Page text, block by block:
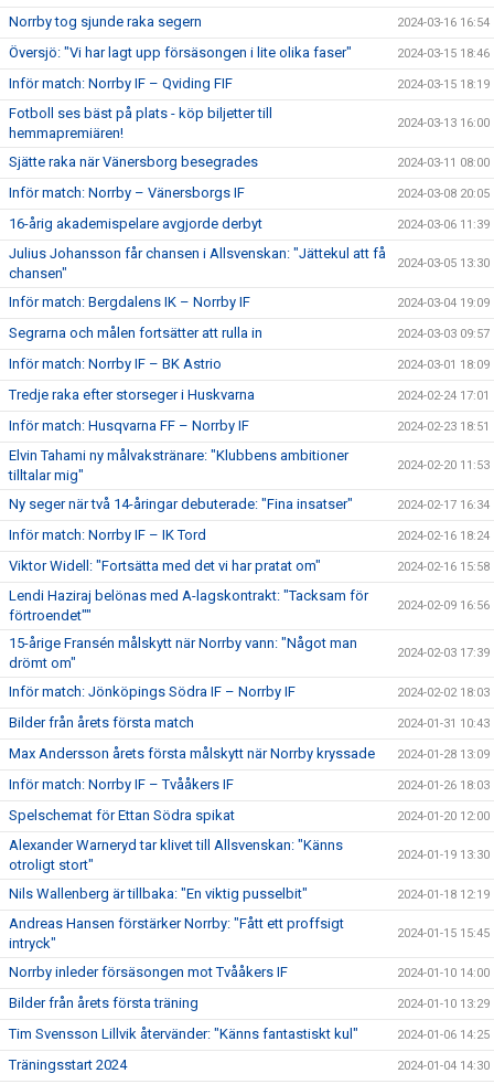
Norrby tog sjunde raka segern 2024-03-16 16:54
Översjö: "Vi har lagt upp försäsongen i lite olika faser" 2024-03-15 18:46
Inför match: Norrby IF – Qviding FIF 2024-03-15 18:19
Fotboll ses bäst på plats - köp biljetter till
hemmapremiären!
2024-03-13 16:00
Sjätte raka när Vänersborg besegrades 2024-03-11 08:00
Inför match: Norrby – Vänersborgs IF 2024-03-08 20:05
16-årig akademispelare avgjorde derbyt 2024-03-06 11:39
Julius Johansson får chansen i Allsvenskan: "Jättekul att få
chansen"
2024-03-05 13:30
Inför match: Bergdalens IK – Norrby IF 2024-03-04 19:09
Segrarna och målen fortsätter att rulla in 2024-03-03 09:57
Inför match: Norrby IF – BK Astrio 2024-03-01 18:09
Tredje raka efter storseger i Huskvarna 2024-02-24 17:01
Inför match: Husqvarna FF – Norrby IF 2024-02-23 18:51
Elvin Tahami ny målvakstränare: "Klubbens ambitioner
tilltalar mig"
2024-02-20 11:53
Ny seger när två 14-åringar debuterade: "Fina insatser" 2024-02-17 16:34
Inför match: Norrby IF – IK Tord 2024-02-16 18:24
Viktor Widell: "Fortsätta med det vi har pratat om" 2024-02-16 15:58
Lendi Haziraj belönas med A-lagskontrakt: "Tacksam för
förtroendet""
2024-02-09 16:56
15-årige Fransén målskytt när Norrby vann: "Något man
drömt om"
2024-02-03 17:39
Inför match: Jönköpings Södra IF – Norrby IF 2024-02-02 18:03
Bilder från årets första match 2024-01-31 10:43
Max Andersson årets första målskytt när Norrby kryssade 2024-01-28 13:09
Inför match: Norrby IF – Tvååkers IF 2024-01-26 18:03
Spelschemat för Ettan Södra spikat 2024-01-20 12:00
Alexander Warneryd tar klivet till Allsvenskan: "Känns
otroligt stort"
2024-01-19 13:30
Nils Wallenberg är tillbaka: "En viktig pusselbit" 2024-01-18 12:19
Andreas Hansen förstärker Norrby: "Fått ett proffsigt
intryck"
2024-01-15 15:45
Norrby inleder försäsongen mot Tvååkers IF 2024-01-10 14:00
Bilder från årets första träning 2024-01-10 13:29
Tim Svensson Lillvik återvänder: "Känns fantastiskt kul" 2024-01-06 14:25
Träningsstart 2024 2024-01-04 14:30